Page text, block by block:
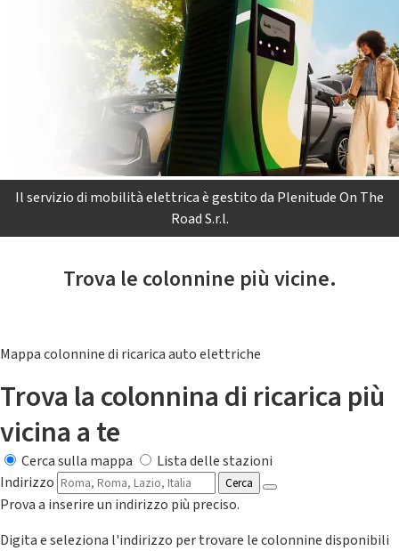
Il servizio di mobilità elettrica è gestito da Plenitude On The
Road S.r.l.
Trova le colonnine più vicine.
Mappa colonnine di ricarica auto elettriche
Trova la colonnina di ricarica più
vicina a te
Cerca sulla mappa
Lista delle stazioni
Indirizzo
Cerca
Prova a inserire un indirizzo più preciso.
Digita e seleziona l'indirizzo per trovare le colonnine disponibili